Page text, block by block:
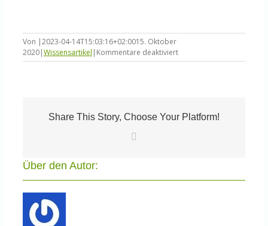
Von |2023-04-14T15:03:16+02:0015. Oktober
2020|Wissensartikel | Kommentare deaktiviertfür
Was
Share This Story, Choose Your Platform!
Über den Autor: